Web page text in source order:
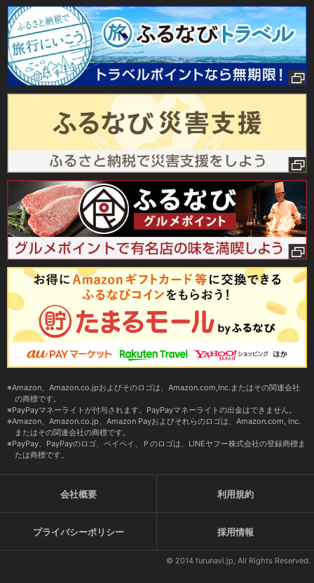
Amazon、Amazon.co.jpおよびそのロゴは、Amazon.com,Inc.またはその関連会社
の商標です。
PayPayマネーライトが付与されます。PayPayマネーライトの出金はできません。
Amazon、Amazon.co.jp、Amazon Payおよびそれらのロゴは、Amazon.com, Inc.
またはその関連会社の商標です。
PayPay、PayPayのロゴ、ペイペイ、Ｐのロゴは、LINEヤフー株式会社の登録商標ま
たは商標です。
会社概要 利用規約
プライバシーポリシー 採用情報
© 2014 furunavi.jp, All Rights Reserved.